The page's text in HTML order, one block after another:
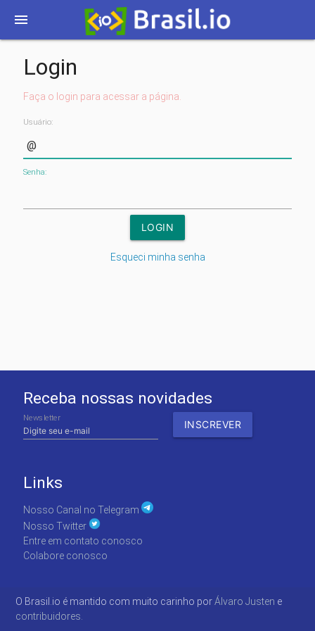
menu
Login
Faça o login para acessar a página.
Usuário:
Senha:
Esqueci minha senha
Receba nossas novidades
Newsletter
Links
Nosso Canal no Telegram
Nosso Twitter
Entre em contato conosco
Colabore conosco
O Brasil.io é mantido com muito carinho porÁlvaro Justen e
contribuidores.